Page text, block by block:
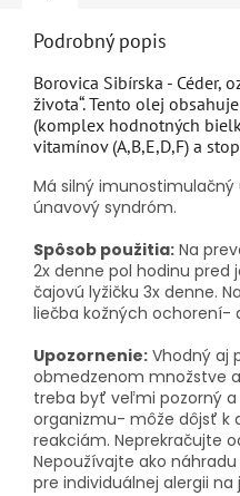
Podrobný popis
Borovica Sibírska - Céder,
života“. Tento olej
(komplex hodnotných
vitamínov (A,B,E,D,F) a
Má silný imunostimulačný
únavový syndróm.
Spôsob použitia: Na
2x denne pol hodinu pred
čajovú lyžičku 3x denne.
liečba kožných ochorení-
Upozornenie: Vhodný aj
obmedzenom množstve
treba byť veľmi pozorný
organizmu- môže dôjsť k
reakciám. Neprekračujte
Nepoužívajte ako
pre individuálnej alergii na